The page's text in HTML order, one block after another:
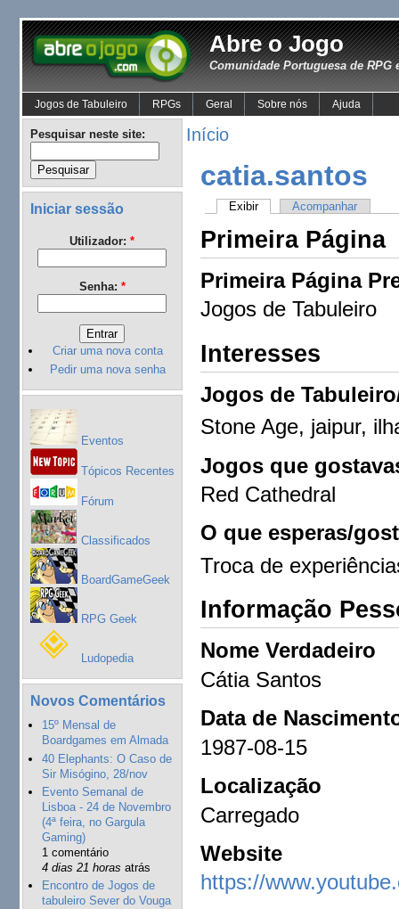
Abre o Jogo
Comunidade Portuguesa de RPG
Jogos de Tabuleiro RPGs Geral Sobre nós Ajuda
Pesquisar neste site:
Iniciar sessão
Utilizador: *
Senha: *
Criar uma nova conta
Pedir uma nova senha
Eventos
Tópicos Recentes
Fórum
Classificados
BoardGameGeek
RPG Geek
Ludopedia
Novos Comentários
15º Mensal de
Boardgames em Almada
40 Elephants: O Caso de
Sir Misógino, 28/nov
Evento Semanal de
Lisboa - 24 de Novembro
(4ª feira, no Gargula
Gaming)
1 comentário
4 dias 21 horas atrás
Encontro de Jogos de
tabuleiro Sever do Vouga
Início
catia.santos
Exibir Acompanhar
Primeira Página
Primeira Página
Jogos de Tabuleiro
Interesses
Jogos de
Stone Age, jaipur,
Jogos que
Red Cathedral
O que esperas/
Troca de
Informação
Nome Verdadeiro
Cátia Santos
Data de
1987-08-15
Localização
Carregado
Website
https://